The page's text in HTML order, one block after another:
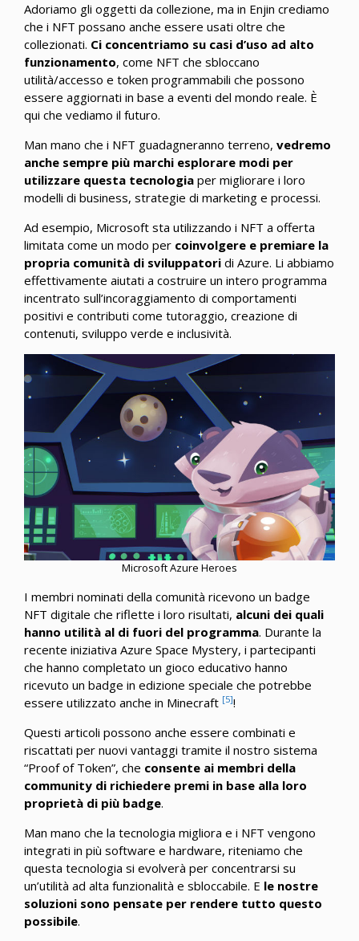
Adoriamo gli oggetti da collezione, ma in Enjin crediamo
che i NFT possano anche essere usati oltre che
collezionati. Ci concentriamo su casi d’uso ad alto
funzionamento, come NFT che sbloccano
utilità/accesso e token programmabili che possono
essere aggiornati in base a eventi del mondo reale. È
qui che vediamo il futuro.
Man mano che i NFT guadagneranno terreno, vedremo
anche sempre più marchi esplorare modi per
utilizzare questa tecnologia per migliorare i loro
modelli di business, strategie di marketing e processi.
Ad esempio, Microsoft sta utilizzando i NFT a offerta
limitata come un modo per coinvolgere e premiare la
propria comunità di sviluppatori di Azure. Li abbiamo
effettivamente aiutati a costruire un intero programma
incentrato sull’incoraggiamento di comportamenti
positivi e contributi come tutoraggio, creazione di
contenuti, sviluppo verde e inclusività.
Microsoft Azure Heroes
I membri nominati della comunità ricevono un badge
NFT digitale che riflette i loro risultati, alcuni dei quali
hanno utilità al di fuori del programma. Durante la
recente iniziativa Azure Space Mystery, i partecipanti
che hanno completato un gioco educativo hanno
ricevuto un badge in edizione speciale che potrebbe
essere utilizzato anche in Minecraft [5]!
Questi articoli possono anche essere combinati e
riscattati per nuovi vantaggi tramite il nostro sistema
“Proof of Token”, che consente ai membri della
community di richiedere premi in base alla loro
proprietà di più badge.
Man mano che la tecnologia migliora e i NFT vengono
integrati in più software e hardware, riteniamo che
questa tecnologia si evolverà per concentrarsi su
un’utilità ad alta funzionalità e sbloccabile. E le nostre
soluzioni sono pensate per rendere tutto questo
possibile.